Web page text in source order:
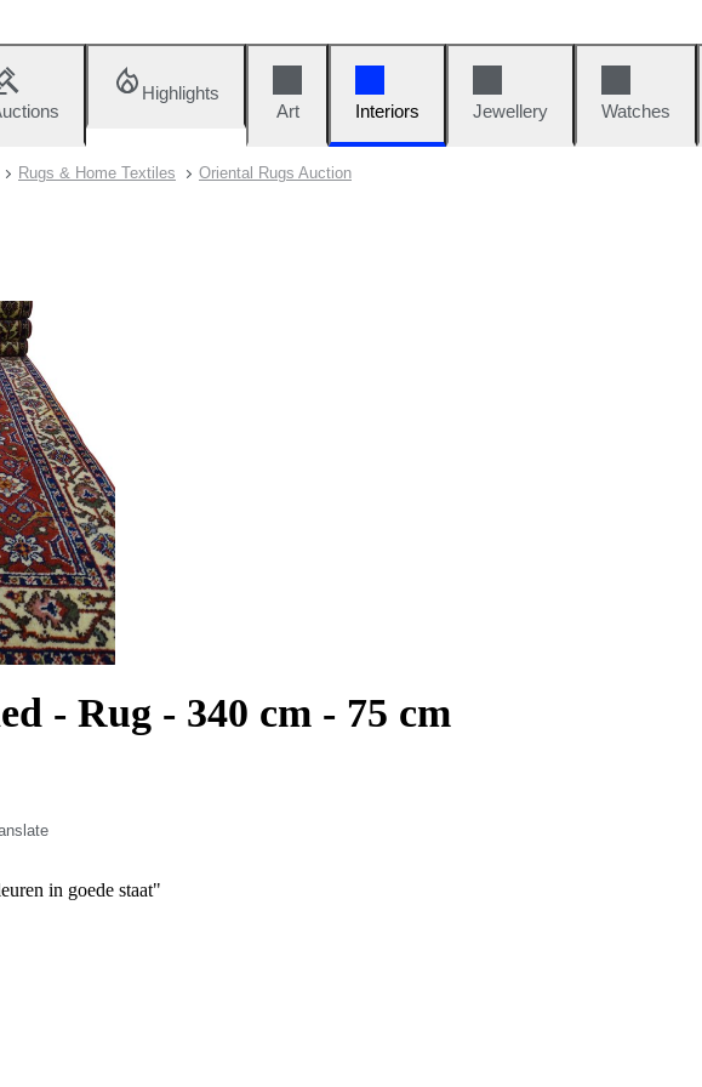
Highlights
Art
Interiors Jewellery Watches
Rugs & Home Textiles Oriental Rugs Auction
- Rug - 340 cm - 75 cm
in goede staat"
gereinigd bij een wasserij gespecialiseerd in handgeknoopte kleden, daarna niet meer
tapijt, gemaakt van duurzame, natuurlijke materialen. De manier van knopen en diversiteit in